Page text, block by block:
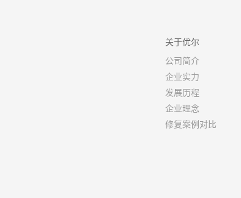
关于优尔
公司简介
企业实力
发展历程
企业理念
修复案例对比